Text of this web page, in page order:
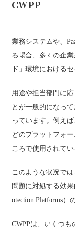
CWPP
業務システムや、
る場合、多くの企
ド」環境における
用途や担当部門に
とが一般的になっ
っています。例えば
どのプラットフォ
ころで使用されてい
このような状況で
問題に対処する効
otection Platforms）
CWPPは、いくつ